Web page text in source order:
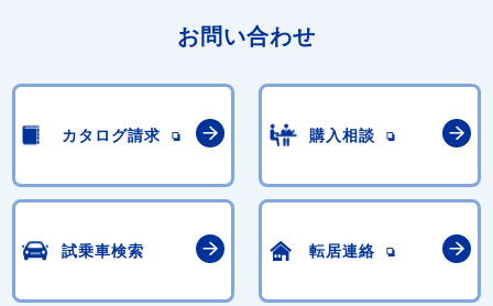
お問い合わせ
カタログ請求 購入相談
試乗車検索 転居連絡